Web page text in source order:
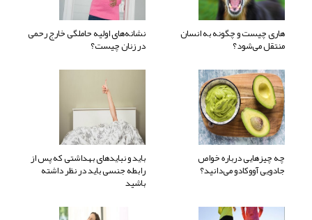
هاری چیست و چگونه به انسان
منتقل می‌شود؟
نشانه‌های اولیه حاملگی خارج رحمی
در زنان چیست؟
چه چیزهایی درباره خواص
جادویی آووکادو می‌دانید؟
باید و نبایدهای بهداشتی که پس از
رابطه جنسی باید در نظر داشته
باشید